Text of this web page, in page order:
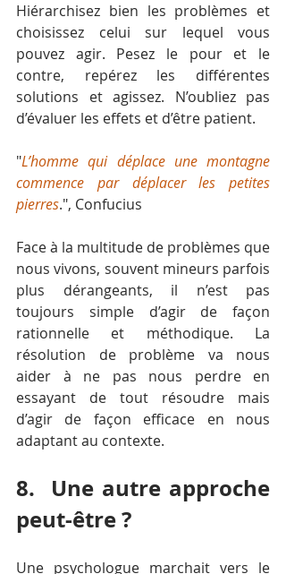
Hiérarchisez bien les problèmes et
choisissez celui sur lequel vous
pouvez agir. Pesez le pour et le
contre, repérez les différentes
solutions et agissez. N’oubliez pas
d’évaluer les effets et d’être patient.
"L’homme qui déplace une montagne
commence par déplacer les petites
pierres.", Confucius
Face à la multitude de problèmes que
nous vivons, souvent mineurs parfois
plus dérangeants, il n’est pas
toujours simple d’agir de façon
rationnelle et méthodique. La
résolution de problème va nous
aider à ne pas nous perdre en
essayant de tout résoudre mais
d’agir de façon efficace en nous
adaptant au contexte.
8.  Une autre approche
peut-être ?
Une psychologue marchait vers le